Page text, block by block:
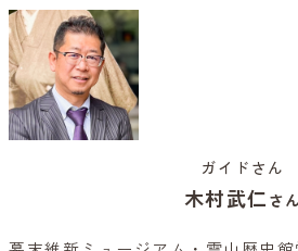
ガイドさん
木村武仁 さん